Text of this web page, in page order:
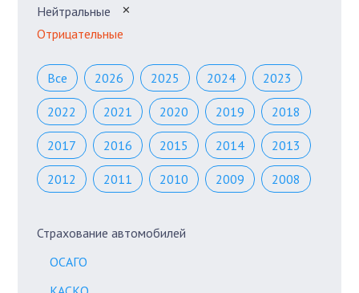
Нейтральные
✕
Отрицательные
Все 2026 2025 2024 2023
2022 2021 2020 2019 2018
2017 2016 2015 2014 2013
2012 2011 2010 2009 2008
Страхование автомобилей
ОСАГО